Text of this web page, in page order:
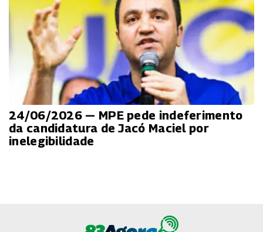
24/06/2026 — MPE pede indeferimento
da candidatura de Jacó Maciel por
inelegibilidade